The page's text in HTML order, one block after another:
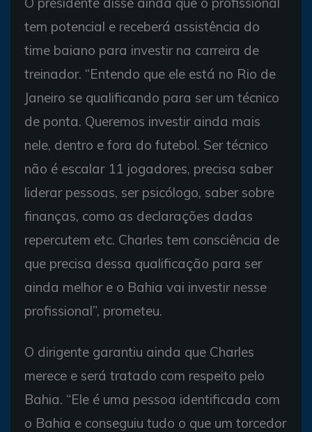
tem potencial e receberá assistência do
time baiano para investir na carreira de
treinador. “Entendo que ele está no Rio de
Janeiro se qualificando para ser um técnico
de ponta. Queremos investir ainda mais
nele, dentro e fora do futebol. Ser técnico
não é escalar 11 jogadores, precisa saber
liderar pessoas, ser psicólogo, saber sobre
finanças, como as declarações dadas
repercutem etc. Charles tem consciência de
que precisa dessa qualificação para ser
ainda melhor e o Bahia vai investir nesse
profissional”, prometeu.
O dirigente garantiu ainda que Charles
merece e será tratado com respeito pelo
Bahia. “Ele é uma pessoa identificada com
o Bahia e conseguiu tudo o que um torcedor